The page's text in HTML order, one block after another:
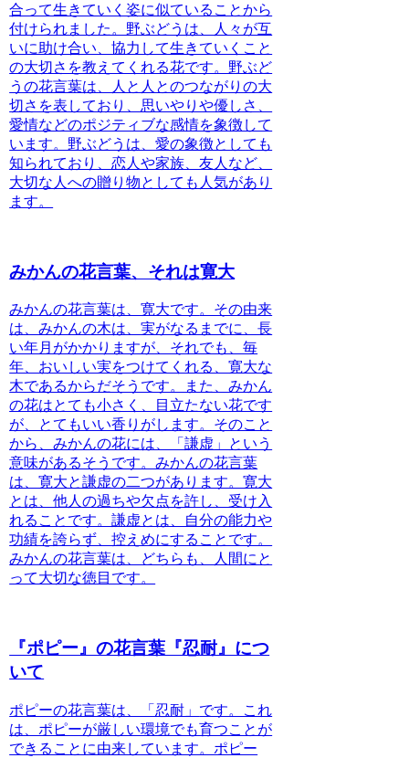
合って生きていく姿に似ていることから
付けられました。野ぶどうは、人々が互
いに助け合い、協力して生きていくこと
の大切さを教えてくれる花です。野ぶど
うの花言葉は、人と人とのつながりの大
切さを表しており、思いやりや優しさ、
愛情などのポジティブな感情を象徴して
います。野ぶどうは、愛の象徴としても
知られており、恋人や家族、友人など、
大切な人への贈り物としても人気があり
ます。
みかんの花言葉、それは寛大
みかんの花言葉は、寛大です。その由来
は、みかんの木は、実がなるまでに、長
い年月がかかりますが、それでも、毎
年、おいしい実をつけてくれる、寛大な
木であるからだそうです。また、みかん
の花はとても小さく、目立たない花です
が、とてもいい香りがします。そのこと
から、みかんの花には、「謙虚」という
意味があるそうです。みかんの花言葉
は、寛大と謙虚の二つがあります。寛大
とは、他人の過ちや欠点を許し、受け入
れることです。謙虚とは、自分の能力や
功績を誇らず、控えめにすることです。
みかんの花言葉は、どちらも、人間にと
って大切な徳目です。
『ポピー』の花言葉『忍耐』につ
いて
ポピーの花言葉は、「忍耐」 です。これ
は、ポピーが厳しい環境でも育つことが
できることに由来しています。ポピー